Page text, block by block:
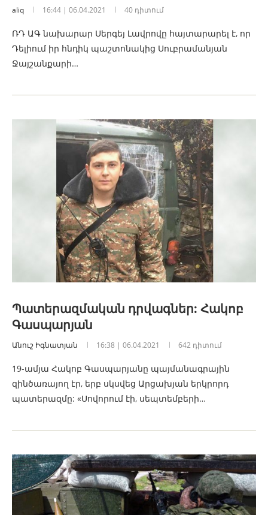
aliq 16:44 | 06.04.2021 40 դիտում
ՌԴ ԱԳ նախարար Սերգեյ Լավրովը հայտարարել է, որ
Դելիում իր հնդիկ պաշտոնակից Սուբրամանյան
Ջայշանքարի…
Պատերազմական դրվագներ: Հակոբ
Գասպարյան
Անուշ Իգնատյան 16:38 | 06.04.2021 642 դիտում
19-ամյա Հակոբ Գասպարյանը պայմանագրային
զինծառայող էր, երբ սկսվեց Արցախյան երկրորդ
պատերազմը: «Սովորում էի, սեպտեմբերի…